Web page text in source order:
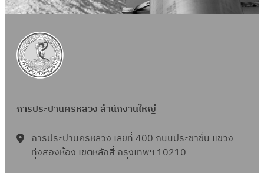
การประปานครหลวง สำนักงานใหญ่
การประปานครหลวง เลขที่ 400 ถนนประชาชื่น แขวง
ทุ่งสองห้อง เขตหลักสี่ กรุงเทพฯ 10210